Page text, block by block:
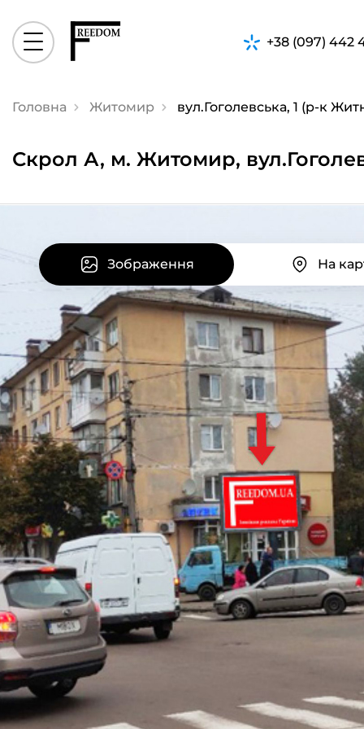
+38 (097) 442
Головна Житомир вул.Гоголевська, 1 (р-к
Скрол А, м. Житомир,
Зображення На